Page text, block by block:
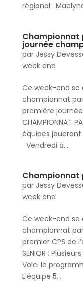
régional :
Championnat
journée
par Jessy
week end
Ce week-end se
championnat
première
CHAMPIONNAT
équipes
Vendredi à...
Championnat
par Jessy
week end
Ce week-end se
championnat
premier CPS de
SENIOR :
Voici le
L’équipe 5...